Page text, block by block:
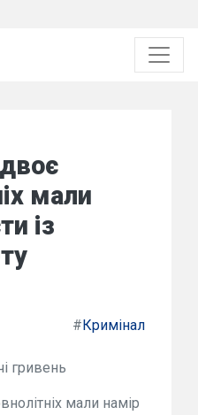
мали
із
#Кримінал
гривень
мали намір